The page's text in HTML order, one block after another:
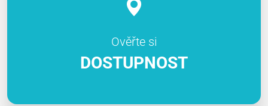
Ověřte si
DOSTUPNOST